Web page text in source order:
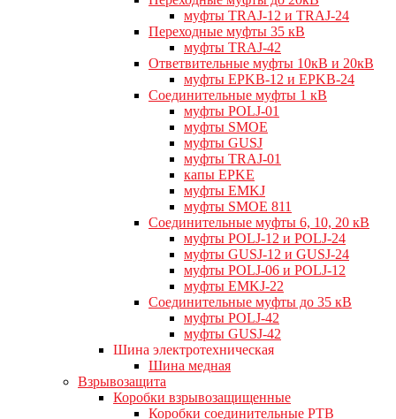
муфты TRAJ-12 и TRAJ-24
Переходные муфты 35 кВ
муфты TRAJ-42
Ответвительные муфты 10кВ и 20кВ
муфты EPKB-12 и EPKB-24
Cоединительные муфты 1 кВ
муфты POLJ-01
муфты SMOE
муфты GUSJ
муфты TRAJ-01
капы EPKE
муфты EMKJ
муфты SMOE 811
Соединительные муфты 6, 10, 20 кВ
муфты POLJ-12 и POLJ-24
муфты GUSJ-12 и GUSJ-24
муфты POLJ-06 и POLJ-12
муфты EMKJ-22
Соединительные муфты до 35 кВ
муфты POLJ-42
муфты GUSJ-42
Шина электротехническая
Шина медная
Взрывозащита
Коробки взрывозащищенные
Коробки соединительные РТВ